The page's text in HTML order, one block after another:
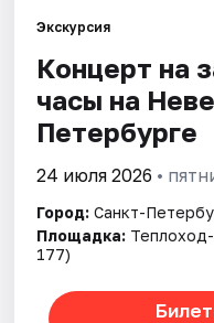
Города
Площадки
Артисты
Рейтинги
Экскурсия
Концерт на
часы на
Петербурге
24 июля 2026 •
Город: Санкт-
Площадка:
177)